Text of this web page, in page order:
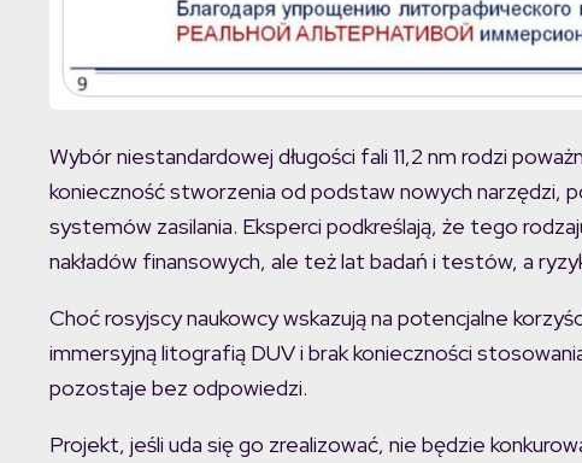
Wybór niestandardowej długości fali 11,2 nm rodzi
konieczność stworzenia od podstaw nowych narzędzi,
systemów zasilania. Eksperci podkreślają, że tego
nakładów finansowych, ale też lat badań i testów, a
Choć rosyjscy naukowcy wskazują na potencjalne
immersyjną litografią DUV i brak konieczności
pozostaje bez odpowiedzi.
Projekt, jeśli uda się go zrealizować, nie będzie